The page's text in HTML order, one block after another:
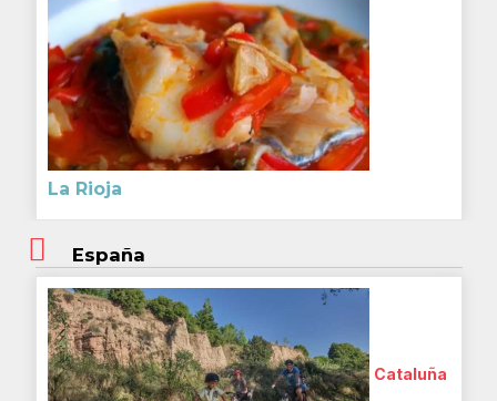
La Rioja
España
Cataluña